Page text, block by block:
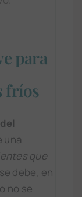
para
fríos
una
que
debe, en
no se